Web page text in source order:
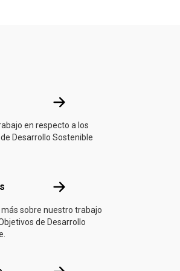
ODS
en respecto a los
Desarrollo Sostenible
Historias
más sobre nuestro trabajo
de Desarrollo